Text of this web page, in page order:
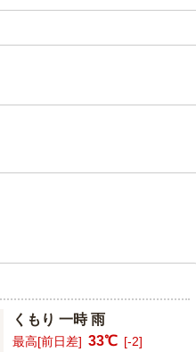
くもり 一時 雨
最高[前日差] 33℃ [-2]